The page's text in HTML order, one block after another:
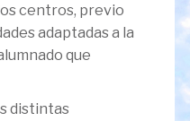
centros, previo
adaptadas a la
que
distintas